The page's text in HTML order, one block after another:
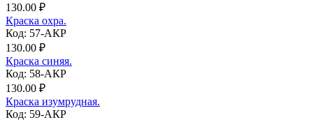
130.00 ₽
Краска охра.
Код: 57-АКР
130.00 ₽
Краска синяя.
Код: 58-АКР
130.00 ₽
Краска изумрудная.
Код: 59-АКР